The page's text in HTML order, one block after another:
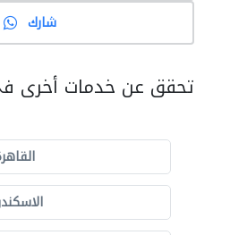
شارك
تحقق عن خدمات أخرى